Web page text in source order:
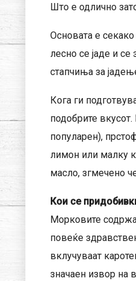
Што е одлично
Основата е
лесно се јаде и
стапчиња за
Кога ги
подобрите
популарен),
лимон или малку
масло, згмечено
Кои се
Морковите
повеќе
вклучуваат
значаен извор на